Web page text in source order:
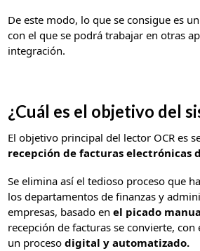
De este modo, lo que se consigue es
con el que se podrá trabajar en otras
integración.
¿Cuál es el objetivo del
El objetivo principal del lector OCR es
recepción de facturas electrónicas
Se elimina así el tedioso proceso que
los departamentos de finanzas y
empresas, basado en el picado
recepción de facturas se convierte, con
un procesodigital y automatizado.